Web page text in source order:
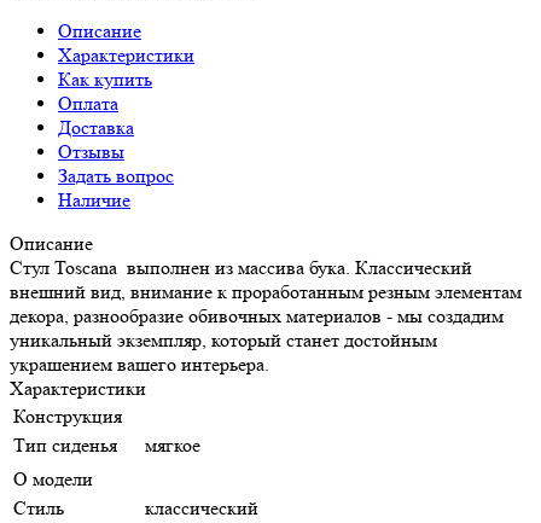
Описание
Характеристики
Как купить
Оплата
Доставка
Отзывы
Задать вопрос
Наличие
Описание
Стул Toscana выполнен из массива бука. Классический
внешний вид, внимание к проработанным резным элементам
декора, разнообразие обивочных материалов - мы создадим
уникальный экземпляр, который станет достойным
украшением вашего интерьера.
Характеристики
Конструкция
Тип сиденья
мягкое
О модели
Стиль
классический